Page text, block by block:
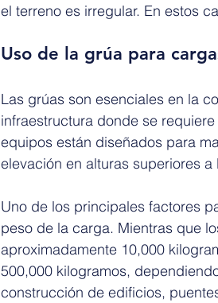
el terreno es irregular. En estos
Uso de la grúa para
Las grúas son esenciales en la
infraestructura donde se
equipos están diseñados para
elevación en alturas superiores
Uno de los principales factores
peso de la carga. Mientras que
aproximadamente 10,000
500,000 kilogramos,
construcción de edificios,